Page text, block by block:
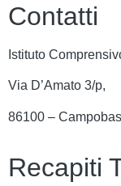
Contatti
Istituto
Via D’Amato 3/p,
86100 –
Recapiti